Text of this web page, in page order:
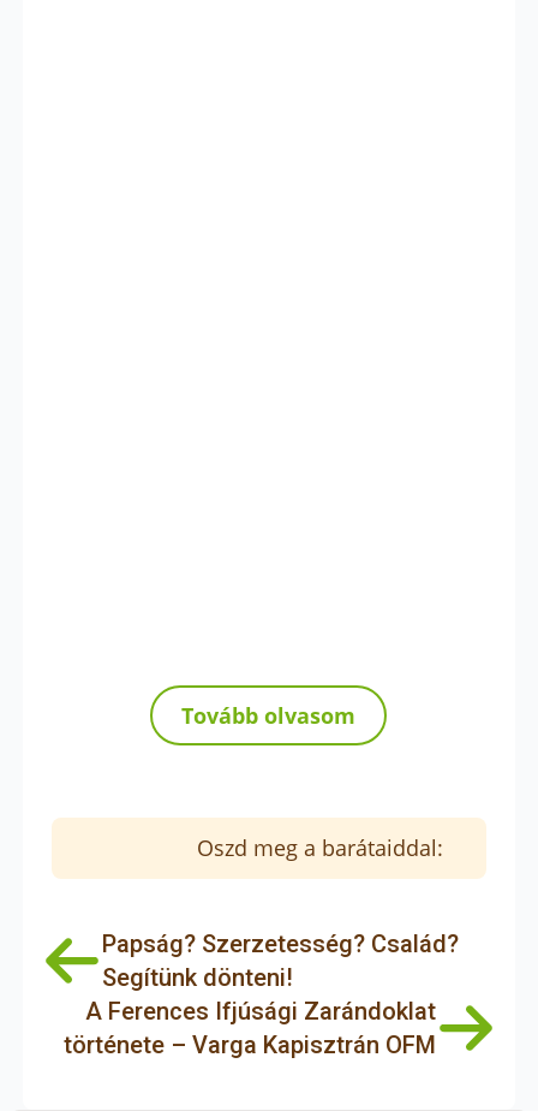
Tovább olvasom
Oszd meg a barátaiddal:
Papság? Szerzetesség? Család?
Segítünk dönteni!
A Ferences Ifjúsági Zarándoklat
története – Varga Kapisztrán OFM